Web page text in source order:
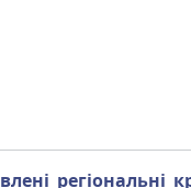
регіональні